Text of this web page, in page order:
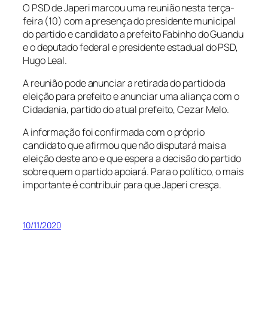
O PSD de Japeri marcou uma reunião nesta terça-
feira (10) com a presença do presidente municipal
do partido e candidato a prefeito Fabinho do Guandu
e o deputado federal e presidente estadual do PSD,
Hugo Leal.
A reunião pode anunciar a retirada do partido da
eleição para prefeito e anunciar uma aliança com o
Cidadania, partido do atual prefeito, Cezar Melo.
A informação foi confirmada com o próprio
candidato que afirmou que não disputará mais a
eleição deste ano e que espera a decisão do partido
sobre quem o partido apoiará. Para o político, o mais
importante é contribuir para que Japeri cresça.
10/11/2020